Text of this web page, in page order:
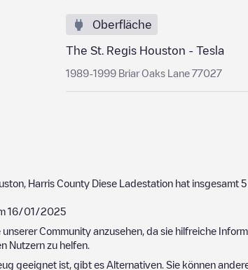
Oberfläche
The St. Regis Houston - Tesla
1989-1999 Briar Oaks Lane 77027
Harris County Diese Ladestation hat insgesamt 5
16/01/2025
Community anzusehen, da sie hilfreiche
Nutzern zu helfen.
geeignet ist, gibt es Alternativen. Sie können